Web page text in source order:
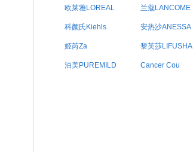
欧莱雅LOREAL 兰蔻LANCOME
科颜氏Kiehls 安热沙ANESSA
姬芮Za 黎芙莎LIFUSHA
泊美PUREMILD Cancer Cou